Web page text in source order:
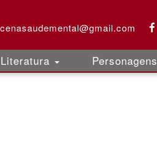
Personagens